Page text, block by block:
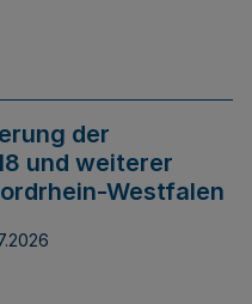
der
und weiterer
Westfalen